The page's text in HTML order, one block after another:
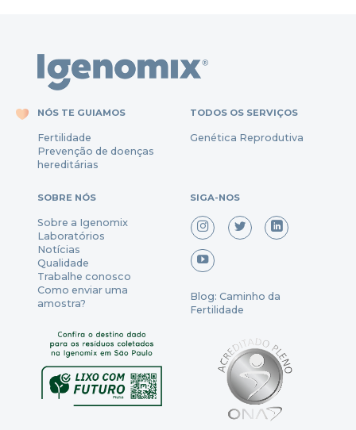
NÓS TE GUIAMOS
Fertilidade
Prevenção dedoenças
hereditárias
TODOS OS SERVIÇOS
Genética Reprodutiva
SOBRE NÓS
Sobre a Igenomix
Laboratórios
Notícias
Qualidade
Trabalhe conosco
Como enviar uma
amostra?
SIGA-NOS
Blog: Caminho da
Fertilidade